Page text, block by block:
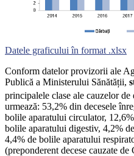
Datele graficului în format .xlsx
Conform datelor provizorii ale
Publică a Ministerului Sănătății,
principalele clase ale cauzelor de
urmează: 53,2% din decesele
bolile aparatului circulator,
bolile aparatului digestiv, 4,2%
4,4% de bolile aparatului
(preponderent decese cauzate